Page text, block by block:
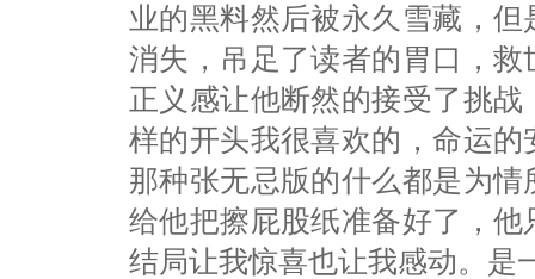
业的黑料然后被永久雪藏，
消失，吊足了读者的胃口，
正义感让他断然的接受了挑
样的开头我很喜欢的，命运
那种张无忌版的什么都是为
给他把擦屁股纸准备好了，
结局让我惊喜也让我感动。是